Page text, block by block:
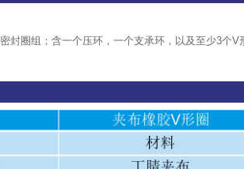
封圈组；含一个压环，一个支承环，以及至少3个